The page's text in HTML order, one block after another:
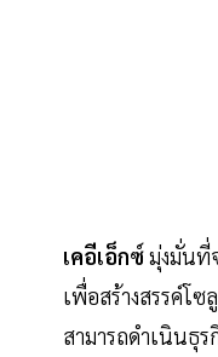
เคอีเอ็กซ์มุ่งมั่นที่
เพื่อสร้างสรรค์โ
สามารถดำเนินธุ